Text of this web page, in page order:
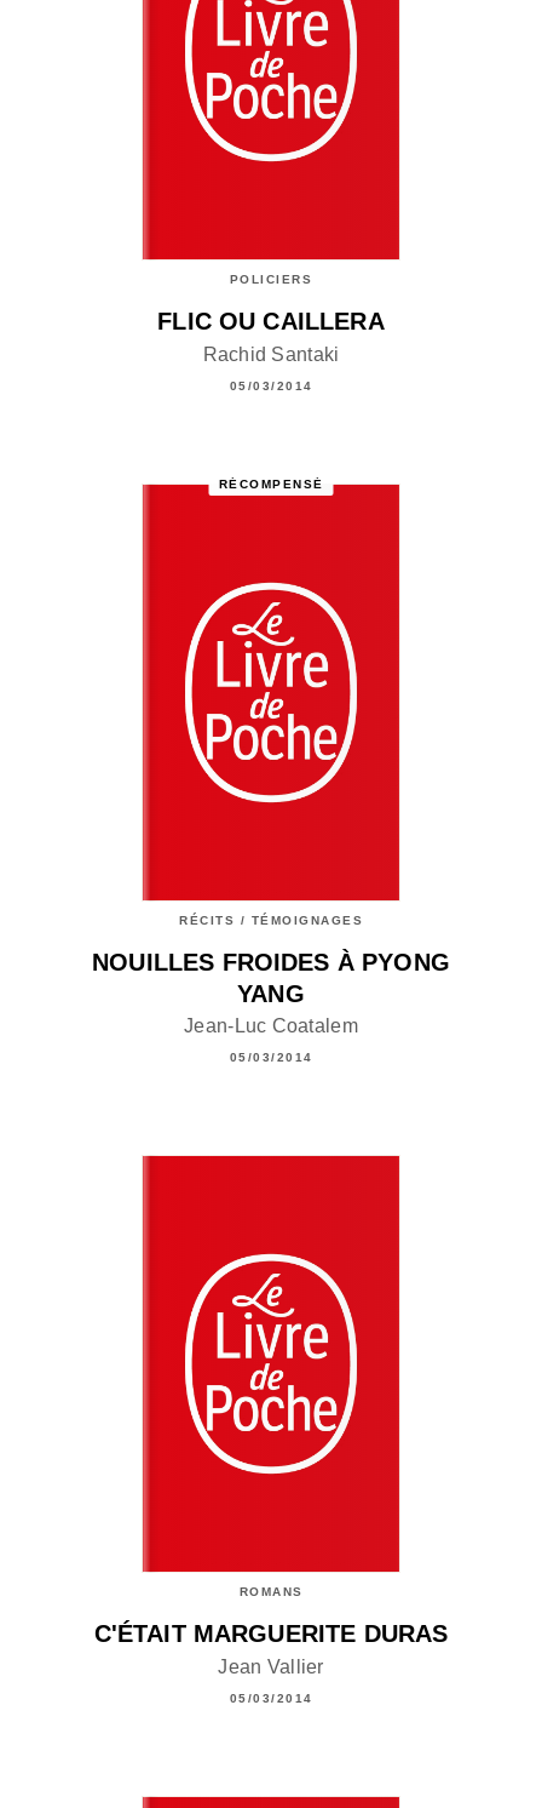
POLICIERS
FLIC OU CAILLERA
Rachid Santaki
05/03/2014
RÉCOMPENSÉ
RÉCITS / TÉMOIGNAGES
NOUILLES FROIDES À PYONG
YANG
Jean-Luc Coatalem
05/03/2014
ROMANS
C'ÉTAIT MARGUERITE DURAS
Jean Vallier
05/03/2014